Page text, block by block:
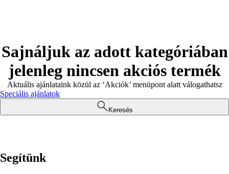
Sajnáljuk az adott kategóriában
jelenleg nincsen akciós termék
Aktuális ajánlataink közül az ‘Akciók’ menüpont alatt válogathatsz
Speciális ajánlatok
Keresés
Segítünk